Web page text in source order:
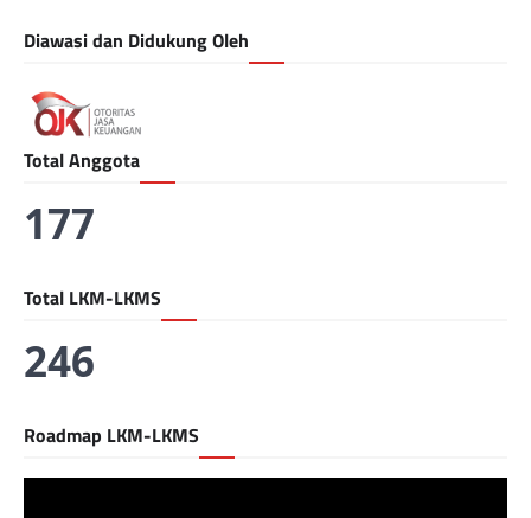
Diawasi dan Didukung Oleh
Total Anggota
177
Total LKM-LKMS
246
Roadmap LKM-LKMS